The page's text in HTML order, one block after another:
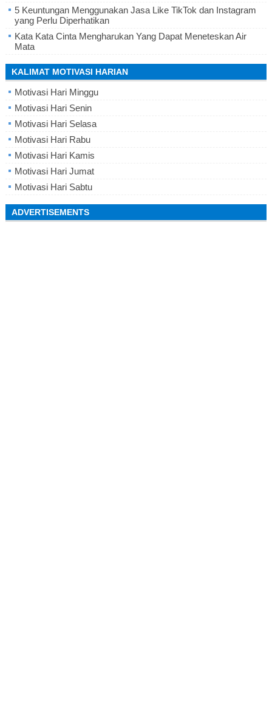
5 Keuntungan Menggunakan Jasa Like TikTok dan Instagram
yang Perlu Diperhatikan
Kata Kata Cinta Mengharukan Yang Dapat Meneteskan Air
Mata
KALIMAT MOTIVASI HARIAN
Motivasi Hari Minggu
Motivasi Hari Senin
Motivasi Hari Selasa
Motivasi Hari Rabu
Motivasi Hari Kamis
Motivasi Hari Jumat
Motivasi Hari Sabtu
ADVERTISEMENTS